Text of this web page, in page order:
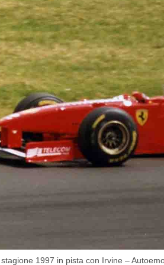
1997 in pista con Irvine –